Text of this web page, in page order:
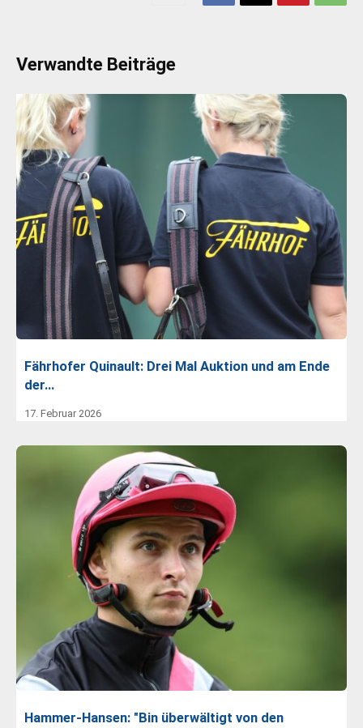
Verwandte Beiträge
Fährhofer Quinault: Drei Mal Auktion und am Ende
der…
17. Februar 2026
Hammer-Hansen: "Bin überwältigt von den